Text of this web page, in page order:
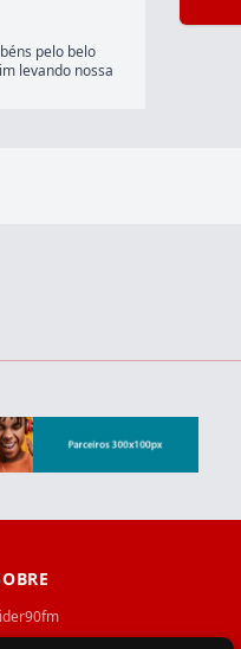
pelo belo
levando nossa